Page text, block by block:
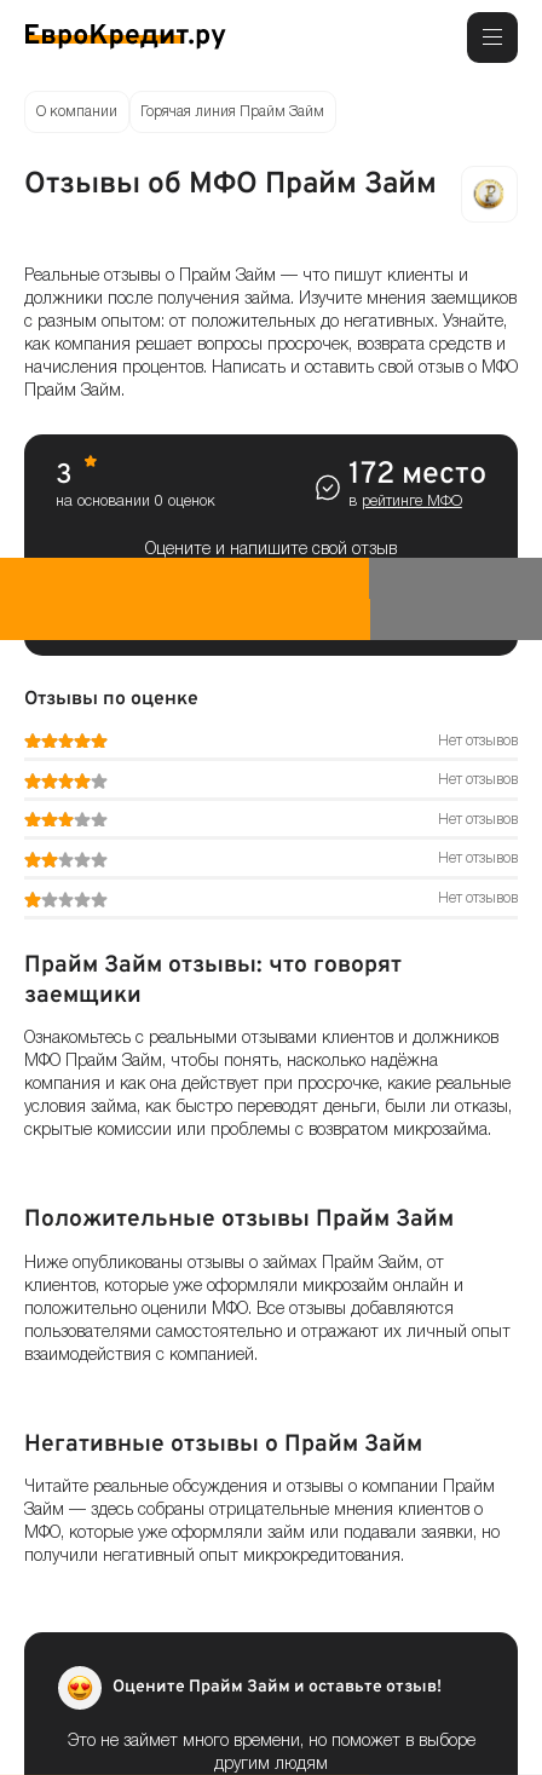
О компании Горячая линия Прайм Займ
Отзывы об МФО Прайм Займ
Реальные отзывы о Прайм Займ — что пишут клиенты и
должники после получения займа. Изучите мнения заемщиков
с разным опытом: от положительных до негативных. Узнайте,
как компания решает вопросы просрочек, возврата средств и
начисления процентов. Написать и оставить свой отзыв о МФО
Прайм Займ.
3
на основании 0 оценок
172 место
в рейтинге МФО
Оцените и напишите свой отзыв
Отзывы по оценке
Нет отзывов
Нет отзывов
Нет отзывов
Нет отзывов
Нет отзывов
Прайм Займ отзывы: что говорят
заемщики
Ознакомьтесь с реальными отзывами клиентов и должников
МФО Прайм Займ, чтобы понять, насколько надёжна
компания и как она действует при просрочке, какие реальные
условия займа, как быстро переводят деньги, были ли отказы,
скрытые комиссии или проблемы с возвратом микрозайма.
Положительные отзывы Прайм Займ
Ниже опубликованы отзывы о займах Прайм Займ, от
клиентов, которые уже оформляли микрозайм онлайн и
положительно оценили МФО. Все отзывы добавляются
пользователями самостоятельно и отражают их личный опыт
взаимодействия с компанией.
Негативные отзывы о Прайм Займ
Читайте реальные обсуждения и отзывы о компании Прайм
Займ — здесь собраны отрицательные мнения клиентов о
МФО, которые уже оформляли займ или подавали заявки, но
получили негативный опыт микрокредитования.
Оцените Прайм Займ и оставьте отзыв!
Это не займет много времени, но поможет в выборе
другим людям